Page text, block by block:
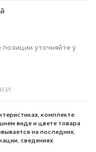
уточняйте у
комплекте
виде и цвете товара
на последних,
сведениях.